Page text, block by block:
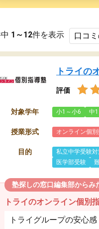
1～12件を表示
トライの
評価
対象学年 小1～小6 中
授業形式 オンライン個
目的 私立中学受験
医学部受験
塾探しの窓口編集部からみ
トライのオンライン個別
トライグループの安心